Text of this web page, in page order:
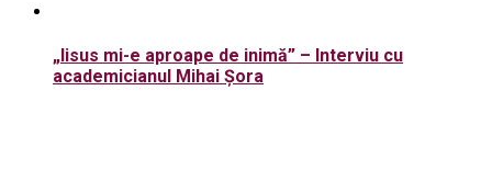
„Iisus mi-e aproape de inimă” – Interviu cu
academicianul Mihai Șora